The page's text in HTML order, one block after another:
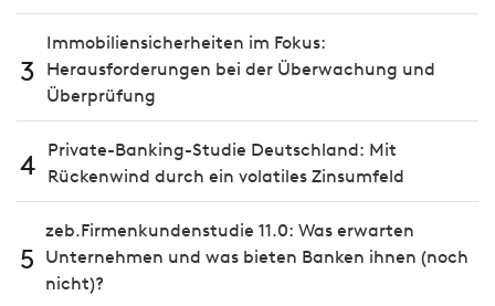
3
Immobiliensicherheiten im Fokus:
Herausforderungen bei der Überwachung und
Überprüfung
4
Private-Banking-Studie Deutschland: Mit
Rückenwind durch ein volatiles Zinsumfeld
5
zeb.Firmenkundenstudie 11.0: Was erwarten
Unternehmen und was bieten Banken ihnen (noch
nicht)?